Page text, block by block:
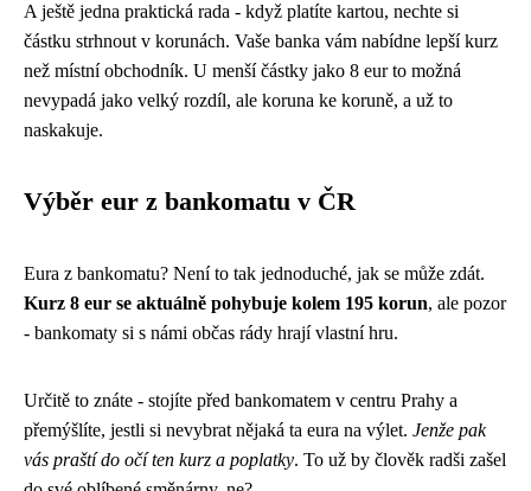
A ještě jedna praktická rada - když platíte kartou, nechte si
částku strhnout v korunách. Vaše banka vám nabídne lepší kurz
než místní obchodník. U menší částky jako 8 eur to možná
nevypadá jako velký rozdíl, ale koruna ke koruně, a už to
naskakuje.
Výběr eur z bankomatu v ČR
Eura z bankomatu? Není to tak jednoduché, jak se může zdát.
Kurz 8 eur se aktuálně pohybuje kolem 195 korun, ale pozor
- bankomaty si s námi občas rády hrají vlastní hru.
Určitě to znáte - stojíte před bankomatem v centru Prahy a
přemýšlíte, jestli si nevybrat nějaká ta eura na výlet. Jenže pak
vás praští do očí ten kurz a poplatky. To už by člověk radši zašel